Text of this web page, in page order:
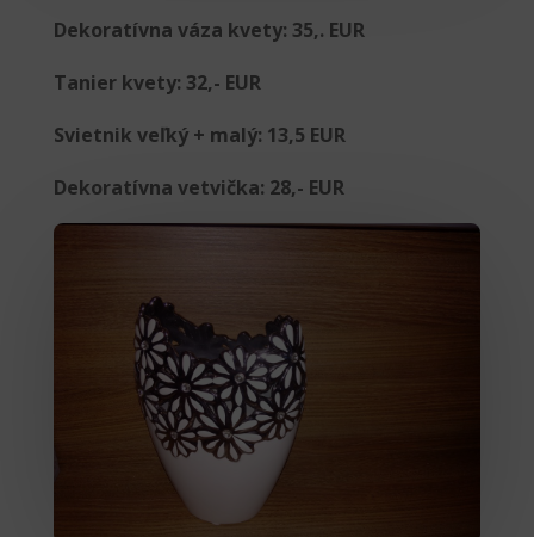
Dekoratívna váza kvety: 35,. EUR
Tanier kvety: 32,- EUR
Svietnik veľký + malý: 13,5 EUR
Dekoratívna vetvička: 28,- EUR